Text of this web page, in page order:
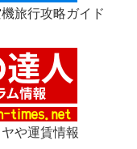
旅行攻略ガイド
や運賃情報